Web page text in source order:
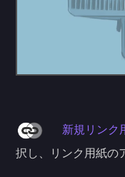
新規リンク
択し、リンク用紙の